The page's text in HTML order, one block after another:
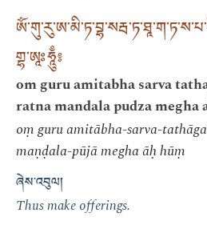
གྷ་ཨཱཿཧཱུྃ༔
om guru amitabha sarva
ratna mandala pudza megha
oṃ guru amitābha-sarva-
maṇḍala-pūjā megha āḥ hūṃ
ཞེས་འབུལ།
Thus make offerings.